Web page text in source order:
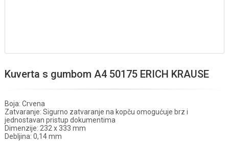
Kuverta s gumbom A4 50175 ERICH KRAUSE
Boja: Crvena
Zatvaranje: Sigurno zatvaranje na kopču omogućuje brz i
jednostavan pristup dokumentima
Dimenzije: 232 x 333 mm
Debljina: 0,14 mm